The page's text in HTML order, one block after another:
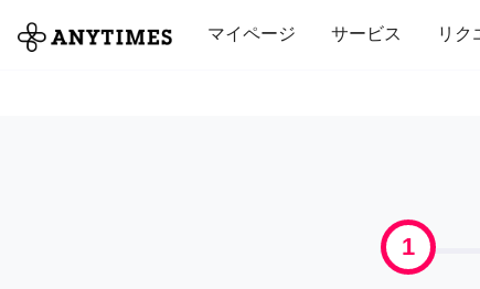
マイページ サービス リク
全て 修理・組立 家事 引っ越
1